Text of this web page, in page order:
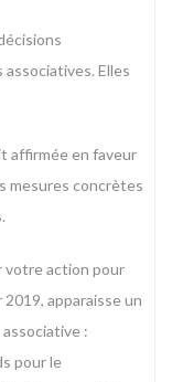
Elles
affirmée en faveur
mesures concrètes
votre action pour
apparaisse un
:
pour le